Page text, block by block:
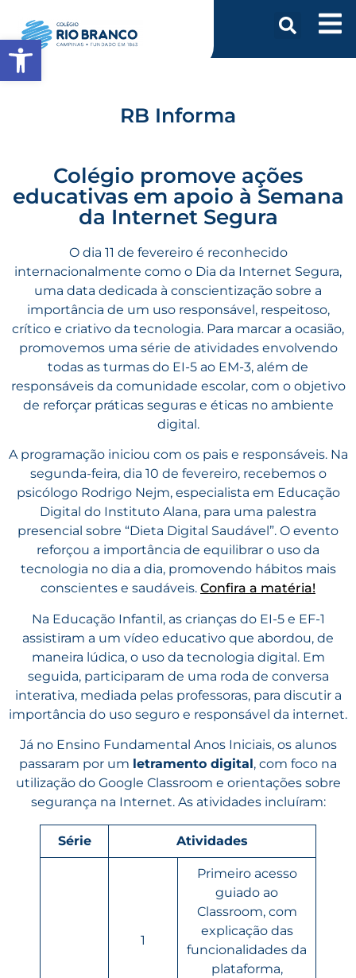
RB Informa
Colégio promove ações
educativas em apoio à Semana
da Internet Segura
O dia 11 de fevereiro é reconhecido
internacionalmente como o Dia da Internet Segura,
uma data dedicada à conscientização sobre a
importância de um uso responsável, respeitoso,
crítico e criativo da tecnologia. Para marcar a ocasião,
promovemos uma série de atividades envolvendo
todas as turmas do EI-5 ao EM-3, além de
responsáveis da comunidade escolar, com o objetivo
de reforçar práticas seguras e éticas no ambiente
digital.
A programação iniciou com os pais e responsáveis. Na
segunda-feira, dia 10 de fevereiro, recebemos o
psicólogo Rodrigo Nejm, especialista em Educação
Digital do Instituto Alana, para uma palestra
presencial sobre “Dieta Digital Saudável”. O evento
reforçou a importância de equilibrar o uso da
tecnologia no dia a dia, promovendo hábitos mais
conscientes e saudáveis. Confira a matéria!
Na Educação Infantil, as crianças do EI-5 e EF-1
assistiram a um vídeo educativo que abordou, de
maneira lúdica, o uso da tecnologia digital. Em
seguida, participaram de uma roda de conversa
interativa, mediada pelas professoras, para discutir a
importância do uso seguro e responsável da internet.
Já no Ensino Fundamental Anos Iniciais, os alunos
passaram por um letramento digital, com foco na
utilização do Google Classroom e orientações sobre
segurança na Internet. As atividades incluíram:
Série Atividades
1
Primeiro acesso
guiado ao
Classroom, com
explicação das
funcionalidades da
plataforma,
Abrir a barra de ferramentas